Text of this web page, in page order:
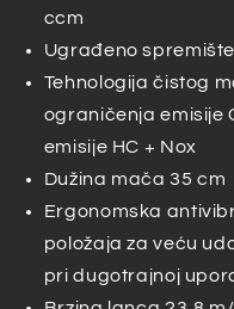
ccm
Ugrađeno
Tehnologija čistog
ograničenja emisije
emisije HC + Nox
Dužina mača 35 cm
Ergonomska
položaja za veću
pri dugotrajnoj